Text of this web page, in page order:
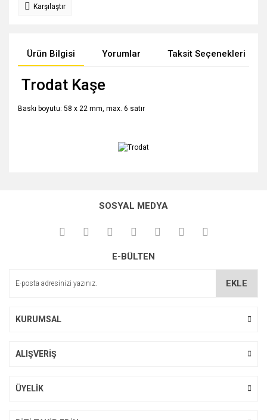
Karşılaştır
Ürün Bilgisi Yorumlar Taksit Seçenekleri
Trodat Kaşe
Baskı boyutu: 58 x 22 mm, max. 6 satır
Yorum Yaz
Görüş ve önerileriniz için teşekkür ederiz.
Ürün açıklamasında eksik bilgiler bulunuyor.
SOSYAL MEDYA
E-BÜLTEN
EKLE
KURUMSAL
ALIŞVERİŞ
ÜYELİK